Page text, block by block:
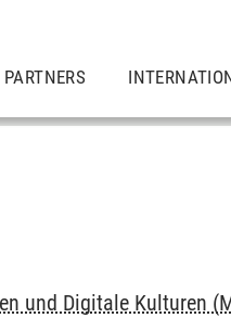
PARTNERS
und Digitale Kulturen